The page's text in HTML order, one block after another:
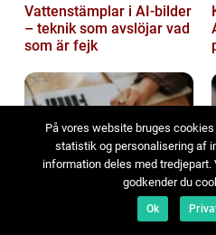
Vattenstämplar i AI-bilder
– teknik som avslöjar vad
som är fejk
IT-support i Markaryd: En
På vores website bruges
statistik og personalisering af
information deles med
godkender du
Ok